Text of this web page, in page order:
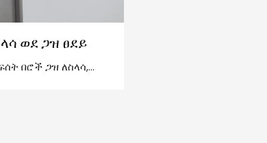
ወደ ጋዝ ፀደይ
በሮች ጋዝ ለስላሳ,